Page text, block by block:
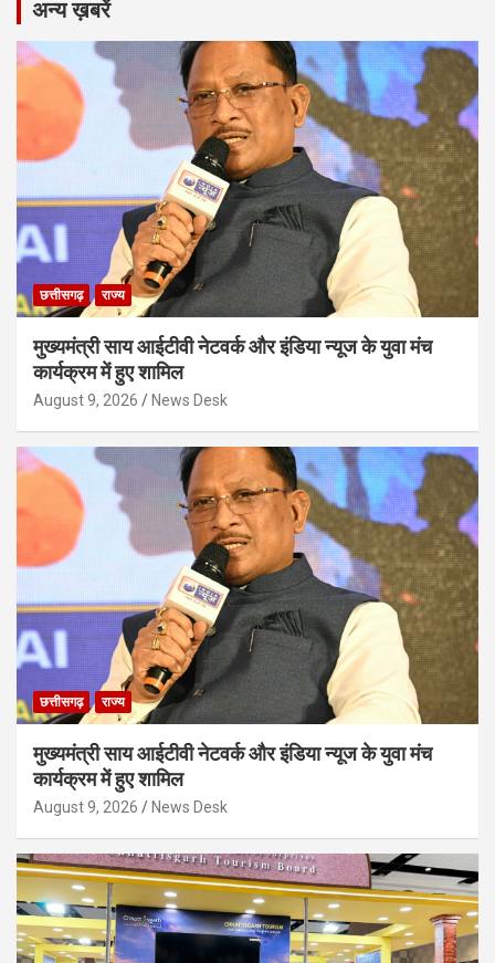
अन्य ख़बरें
छत्तीसगढ़ राज्य
मुख्यमंत्री साय आईटीवी नेटवर्क और इंडिया न्यूज के युवा मंच
कार्यक्रम में हुए शामिल
August 9, 2026 News Desk
छत्तीसगढ़ राज्य
मुख्यमंत्री साय आईटीवी नेटवर्क और इंडिया न्यूज के युवा मंच
कार्यक्रम में हुए शामिल
August 9, 2026 News Desk